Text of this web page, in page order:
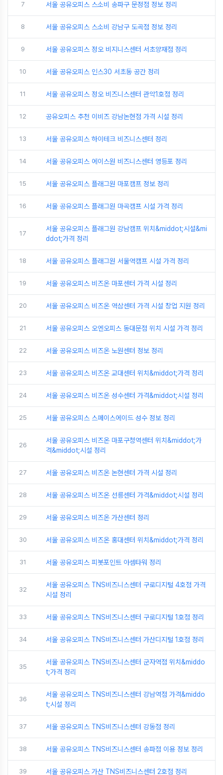
7 서울 공유오피스 스소비 송파구 문정점 정보 정리
8 서울 공유오피스 스소비 강남구 도곡점 정보 정리
9 서울 공유오피스 정오 비지니스센터 서초양재점 정리
10 서울 공유오피스 인스30 서초동 공간 정리
11 서울 공유오피스 정오 비즈니스센터 관악1호점 정리
12 공유오피스 추천 이비즈 강남논현점 가격 시설 정리
13 서울 공유오피스 하이테크 비즈니스센터 정리
14 서울 공유오피스 에이스원 비즈니스센터 영등포 정리
15 서울 공유오피스 플래그원 마포캠프 정보 정리
16 서울 공유오피스 플래그원 마곡캠프 시설 가격 정리
17
서울 공유오피스 플래그원 강남캠프 위치&middot;시설&mi
ddot;가격 정리
18 서울 공유오피스 플래그원 서울역캠프 시설 가격 정리
19 서울 공유오피스 비즈온 마포센터 가격 시설 정리
20 서울 공유오피스 비즈온 역삼센터 가격 시설 창업 지원 정리
21 서울 공유오피스 오엔오피스 동대문점 위치 시설 가격 정리
22 서울 공유오피스 비즈온 노원센터 정보 정리
23 서울 공유오피스 비즈온 교대센터 위치&middot;가격 정리
24 서울 공유오피스 비즈온 성수센터 가격&middot;시설 정리
25 서울 공유오피스 스페이스에이드 성수 정보 정리
26
서울 공유오피스 비즈온 마포구청역센터 위치&middot;가
격&middot;시설 정리
27 서울 공유오피스 비즈온 논현센터 가격 시설 정리
28 서울 공유오피스 비즈온 선릉센터 가격&middot;시설 정리
29 서울 공유오피스 비즈온 가산센터 정리
30 서울 공유오피스 비즈온 홍대센터 위치&middot;가격 정리
31 서울 공유오피스 피봇포인트 아셈타워 정리
32
서울 공유오피스 TNS비즈니스센터 구로디지털 4호점 가격
시설 정리
33 서울 공유오피스 TNS비즈니스센터 구로디지털 1호점 정리
34 서울 공유오피스 TNS비즈니스센터 가산디지털 1호점 정리
35
서울 공유오피스 TNS비즈니스센터 군자역점 위치&middo
t;가격 정리
36
서울 공유오피스 TNS비즈니스센터 강남역점 가격&middo
t;시설 정리
37 서울 공유오피스 TNS비즈니스센터 강동점 정리
38 서울 공유오피스 TNS비즈니스센터 송파점 이용 정보 정리
39 서울 공유오피스 가산 TNS비즈니스센터 2호점 정리